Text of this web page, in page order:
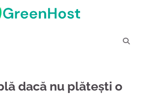
dacă nu plătești o